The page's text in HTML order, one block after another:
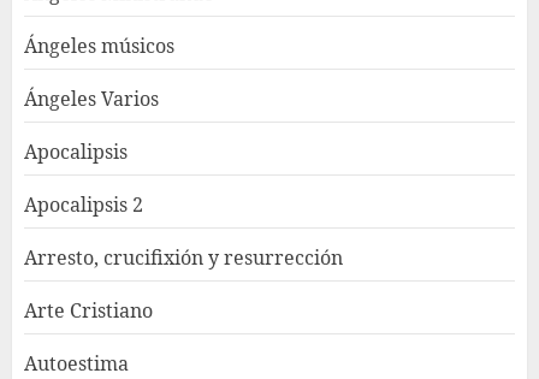
Ángeles músicos
Ángeles Varios
Apocalipsis
Apocalipsis 2
Arresto, crucifixión y resurrección
Arte Cristiano
Autoestima